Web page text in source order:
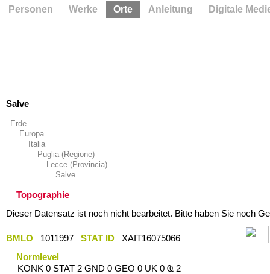
Salve
Erde
Europa
Italia
Puglia (Regione)
Lecce (Provincia)
Salve
Topographie
Dieser Datensatz ist noch nicht bearbeitet. Bitte haben Sie noch
BMLO 1011997 STAT ID
XAIT16075066
Normlevel
KONK 0 STAT 2 GND 0 GEO 0 UK 0 Ҩ 2
Personen Werke Orte Anleitung Digitale